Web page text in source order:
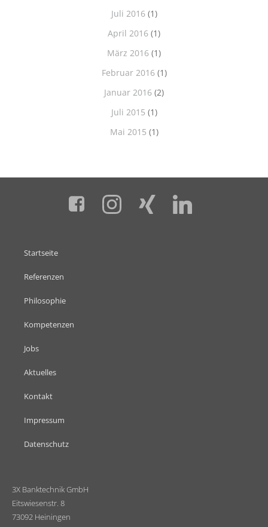
Juli 2016(1)
April 2016 (1)
März 2016 (1)
Februar 2016(1)
Januar 2016 (2)
Juli 2015 (1)
Mai 2015 (1)
Startseite
Referenzen
Philosophie
Kompetenzen
Jobs
Aktuelles
Kontakt
Impressum
Datenschutz
3X Banktechnik GmbH
Eitswiesenstr. 8
73092 Heiningen